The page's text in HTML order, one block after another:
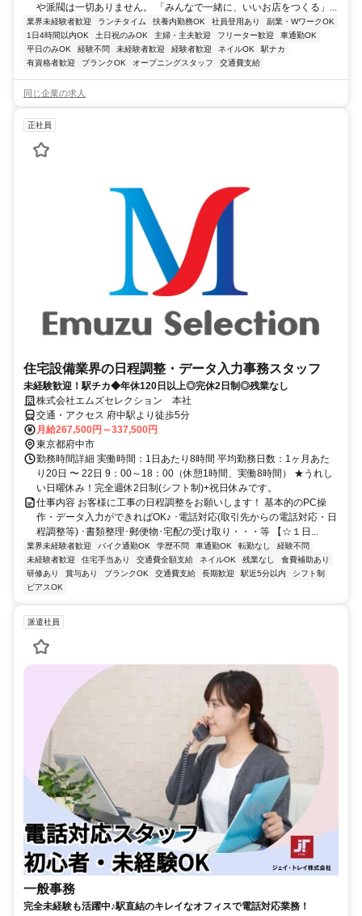
や派閥は一切ありません。 「みんなで一緒に、いいお店をつくる」...
業界未経験者歓迎 ランチタイム 扶養内勤務OK 社員登用あり
副業・WワークOK
1日4時間以内OK
土日祝のみOK 主婦・主夫歓迎 フリーター歓迎
車通勤OK
平日のみOK
経験不問 未経験者歓迎 経験者歓迎 ネイルOK
駅ナカ
有資格者歓迎
ブランクOK オープニングスタッフ 交通費支給
同じ企業の求人
正社員
住宅設備業界の日程調整・データ入力事務スタッフ
未経験歓迎！駅チカ◆年休120日以上◎完休2日制◎残業なし
株式会社エムズセレクション 本社
交通・アクセス 府中駅より徒歩5分
月給267,500円～337,500円
東京都府中市
勤務時間詳細 実働時間：1日あたり8時間 平均勤務日数：1ヶ月あた
り20日 〜 22日 9：00～18：00（休憩1時間、実働8時間） ★うれし
い日曜休み！完全週休2日制(シフト制)+祝日休みです。
仕事内容 お客様に工事の日程調整をお願いします！ 基本的のPC操
作・データ入力ができればOK♪ ･電話対応(取引先からの電話対応・日
程調整等) ･書類整理･郵便物･宅配の受け取り・・・等 【☆１日...
業界未経験者歓迎 バイク通勤OK 学歴不問 車通勤OK 転勤なし
経験不問
未経験者歓迎
住宅手当あり 交通費全額支給 ネイルOK 残業なし
食費補助あり
研修あり
賞与あり ブランクOK 交通費支給 長期歓迎 駅近5分以内
シフト制
ピアスOK
派遣社員
一般事務
完全未経験も活躍中♪駅直結のキレイなオフィスで電話対応業務！